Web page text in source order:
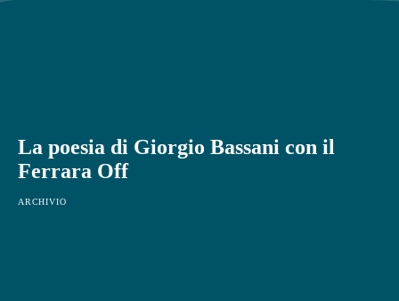
La poesia di Giorgio Bassani con il
Ferrara Off
ARCHIVIO